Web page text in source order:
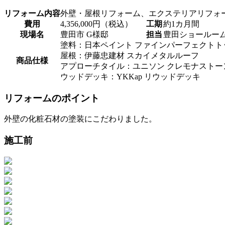
リフォーム内容外壁・屋根リフォーム、エクステリアリフォ
費用
4,356,000円（税込） 工期 約1カ月間
現場名
豊田市 G様邸 担当 豊田ショールー
商品仕様
塗料：日本ペイント ファインパーフェクトト
屋根：伊藤忠建材 スカイメタルルーフ
アプローチタイル：ユニソン クレモナストー
ウッドデッキ：YKKap リウッドデッキ
リフォームのポイント
外壁の化粧石材の塗装にこだわりました。
施工前